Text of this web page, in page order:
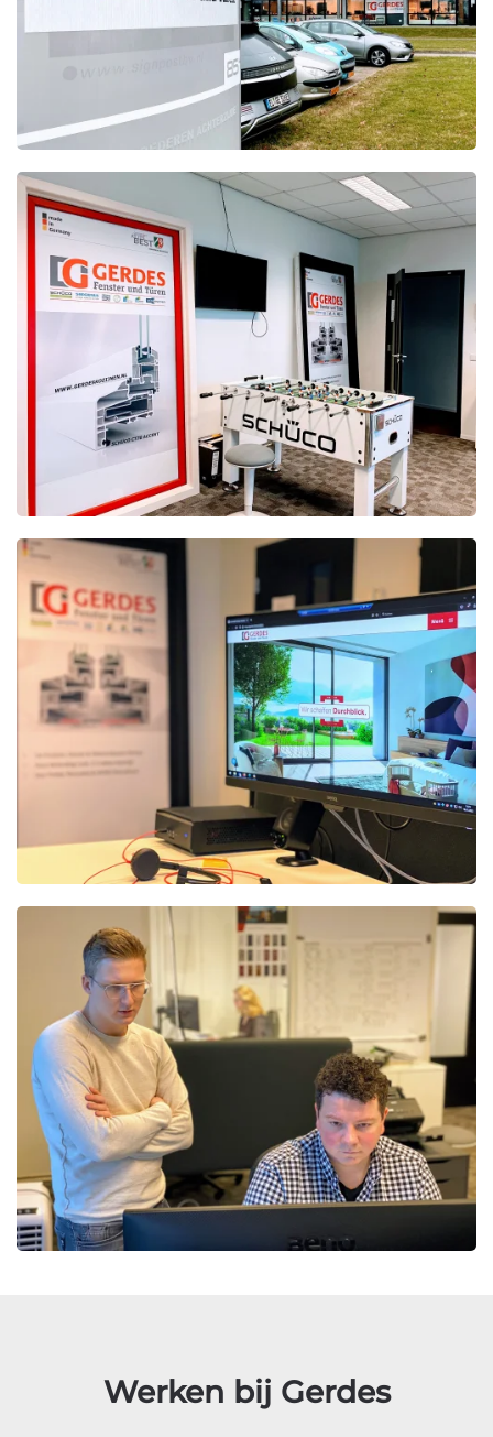
Werken bij Gerdes